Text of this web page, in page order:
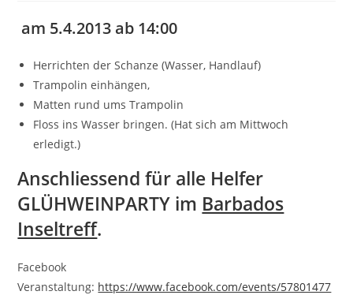
am 5.4.2013 ab 14:00
Herrichten der Schanze (Wasser, Handlauf)
Trampolin einhängen,
Matten rund ums Trampolin
Floss ins Wasser bringen. (Hat sich am Mittwoch
erledigt.)
Anschliessend für alle Helfer
GLÜHWEINPARTY im Barbados
Inseltreff.
Facebook
Veranstaltung: https://www.facebook.com/events/57801477